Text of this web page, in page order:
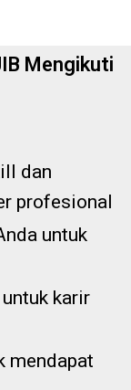
Mengikuti
dan
profesional
untuk
karir
mendapat